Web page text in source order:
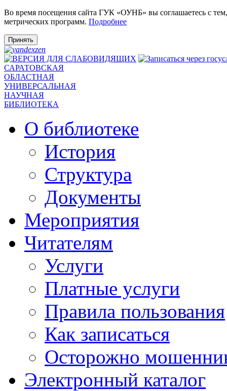
Во время посещения сайта ГУК «ОУНБ» вы соглашаетесь с
метрических программ. Подробнее
Принять
САРАТОВСКАЯ
ОБЛАСТНАЯ
УНИВЕРСАЛЬНАЯ
НАУЧНАЯ
БИБЛИОТЕКА
О библиотеке
История
Структура
Документы
Мероприятия
Читателям
Услуги
Платные услуги
Правила пользования
Как записаться
Осторожно
Электронный каталог